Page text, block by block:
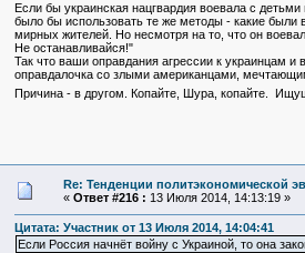
Если бы украинская нацгвардия воевала с
было бы использовать те же методы - какие
мирных жителей. Но несмотря на то, что он
Не останавливайся!"
Так что ваши оправдания агрессии к украинцам
оправдалочка со злыми американцами,
Причина - в другом. Копайте, Шура, копайте.
Re: Тенденции политэкономической
« Ответ #216 : 13 Июля 2014, 14:13:19 »
Цитата: Участник от 13 Июля 2014, 14:04:41
Если Россия начнёт войну с Украиной, то она